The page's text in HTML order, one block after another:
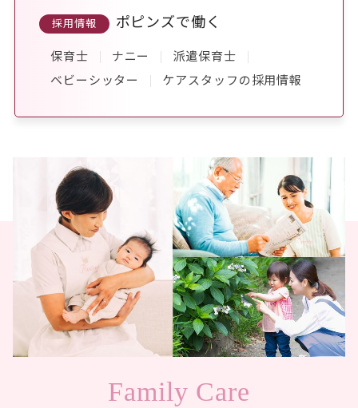
採用情報 ポピンズで働く
保育士 ナニー
派遣保育士
ベビーシッター
ケアスタッフの採用情報
Family Care